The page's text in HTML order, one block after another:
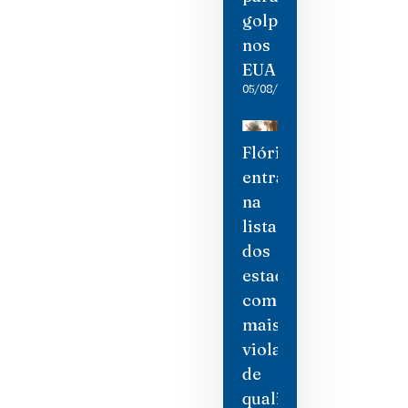
golpistas
nos
EUA
05/08/2026
Flórida
entra
na
lista
dos
estados
com
mais
violações
de
qualidade